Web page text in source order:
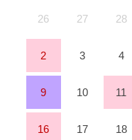
26 27 28
2 3 4
9 10 11
16 17 18